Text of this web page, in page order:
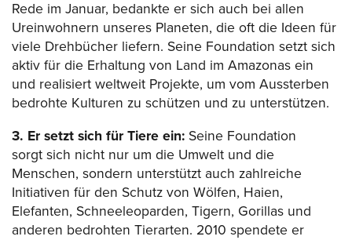
Rede im Januar, bedankte er sich auch bei allen
Ureinwohnern unseres Planeten, die oft die Ideen für
viele Drehbücher liefern. Seine Foundation setzt sich
aktiv für die Erhaltung von Land im Amazonas ein
und realisiert weltweit Projekte, um vom Aussterben
bedrohte Kulturen zu schützen und zu unterstützen.
3. Er setzt sich für Tiere ein: Seine Foundation
sorgt sich nicht nur um die Umwelt und die
Menschen, sondern unterstützt auch zahlreiche
Initiativen für den Schutz von Wölfen, Haien,
Elefanten, Schneeleoparden, Tigern, Gorillas und
anderen bedrohten Tierarten. 2010 spendete er